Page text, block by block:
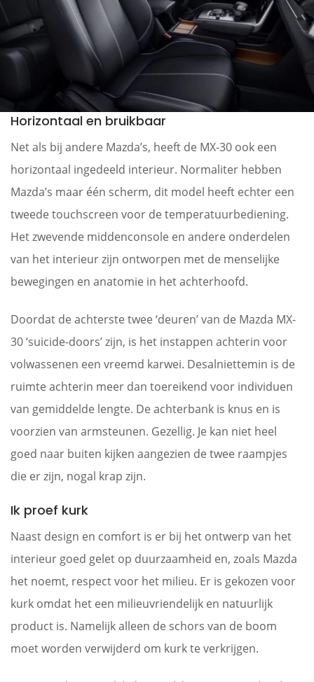
Horizontaal en bruikbaar
Net als bij andere Mazda’s, heeft de MX-30 ook een
horizontaal ingedeeld interieur. Normaliter hebben
Mazda’s maar één scherm, dit model heeft echter een
tweede touchscreen voor de temperatuurbediening.
Het zwevende middenconsole en andere onderdelen
van het interieur zijn ontworpen met de menselijke
bewegingen en anatomie in het achterhoofd.
Doordat de achterste twee ‘deuren’ van de Mazda MX-
30 ‘suicide-doors’zijn, is het instappen achterin voor
volwassenen een vreemd karwei. Desalniettemin is de
ruimte achterin meer dan toereikend voor individuen
van gemiddelde lengte. De achterbank is knus en is
voorzien van armsteunen. Gezellig. Je kan niet heel
goed naar buiten kijken aangezien de twee raampjes
die er zijn, nogal krap zijn.
Ik proef kurk
Naast design en comfort is er bij het ontwerp van het
interieur goed gelet op duurzaamheid en, zoals Mazda
het noemt, respect voor het milieu. Er is gekozen voor
kurk omdat het een milieuvriendelijk en natuurlijk
product is. Namelijk alleen de schors van de boom
moet worden verwijderd om kurk te verkrijgen.